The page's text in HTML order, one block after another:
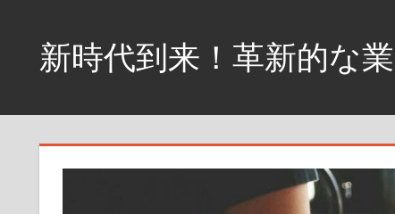
ツ
新時代到来！革新的な
新
的